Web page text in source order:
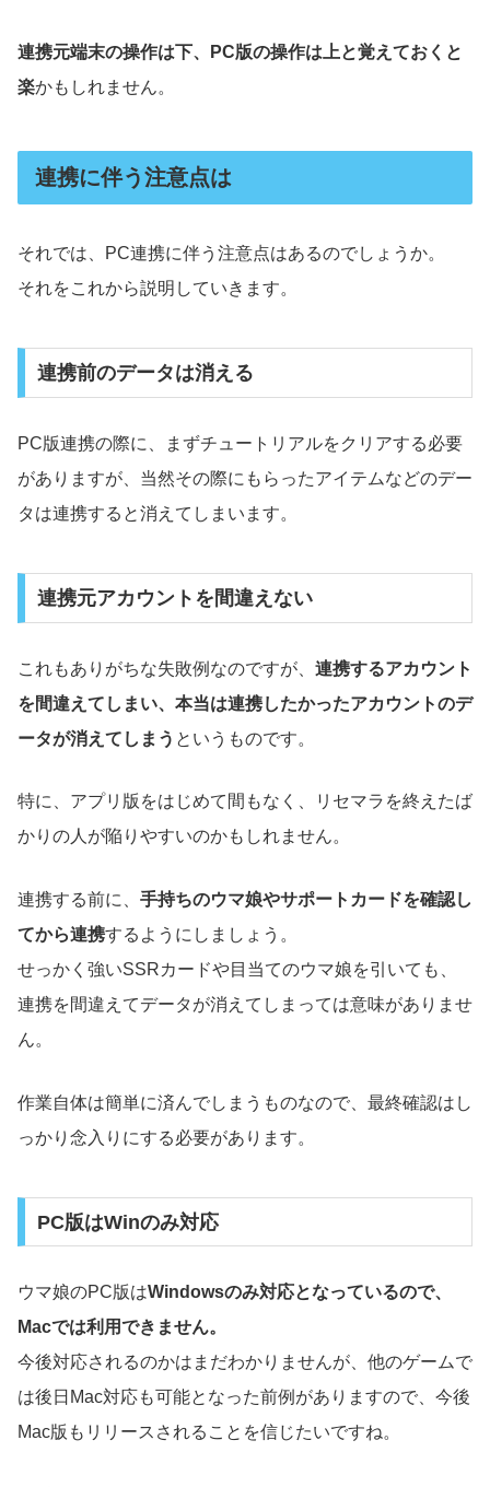
連携元端末の操作は下、PC版の操作は上と覚えておくと
楽かもしれません。
連携に伴う注意点は
それでは、PC連携に伴う注意点はあるのでしょうか。
それをこれから説明していきます。
連携前のデータは消える
PC版連携の際に、まずチュートリアルをクリアする必要
がありますが、当然その際にもらったアイテムなどのデー
タは連携すると消えてしまいます。
連携元アカウントを間違えない
これもありがちな失敗例なのですが、 連携するアカウント
を間違えてしまい、本当は連携したかったアカウントのデ
ータが消えてしまう というものです。
特に、アプリ版をはじめて間もなく、リセマラを終えたば
かりの人が陥りやすいのかもしれません。
連携する前に、 手持ちのウマ娘やサポートカードを確認し
てから連携するようにしましょう。
せっかく強いSSRカードや目当てのウマ娘を引いても、
連携を間違えてデータが消えてしまっては意味がありませ
ん。
作業自体は簡単に済んでしまうものなので、最終確認はし
っかり念入りにする必要があります。
PC版はWinのみ対応
ウマ娘のPC版はWindowsのみ対応となっているので、
Macでは利用できません。
今後対応されるのかはまだわかりませんが、他のゲームで
は後日Mac対応も可能となった前例がありますので、今後
Mac版もリリースされることを信じたいですね。